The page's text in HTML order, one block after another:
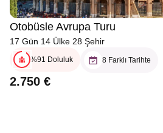
Otobüsle Avrupa Turu
17 Gün 14 Ülke 28 Şehir
%91 Doluluk 8 Farklı Tarihte
2.750 €